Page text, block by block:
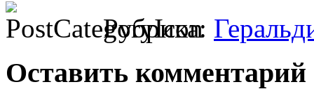
Рубрика:
Оставить комментарий